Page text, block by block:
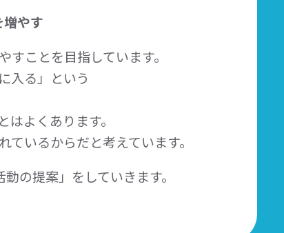
増やす
ことを目指しています。
入る」という
よくあります。
いるからだと考えています。
の提案」をしていきます。